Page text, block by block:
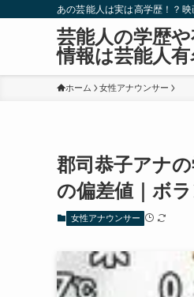
あの芸能人は実は高学歴！？
芸能人の学歴
情報は芸能人
ホーム 女性アナウンサー
郡司恭子アナ
の偏差値｜ボ
女性アナウンサー